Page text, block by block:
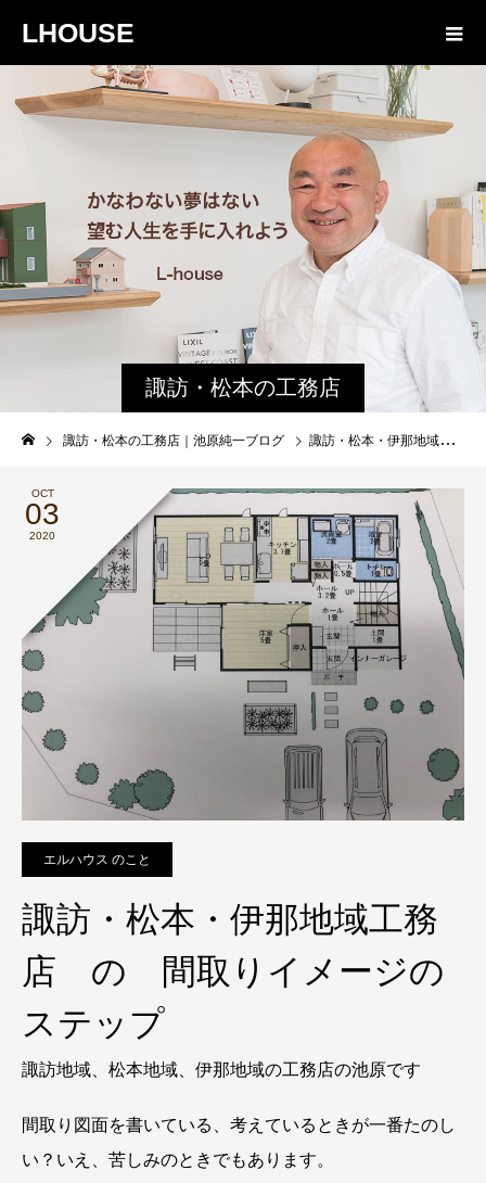
LHOUSE
諏訪・松本の工務店
の社長ブログ｜家族
物語８４３
諏訪・松本の工務店｜池原純一ブログ 諏訪・松本・伊那地域工務店 の 間取りイメージのステップ
OCT
03
2020
エルハウス のこと
諏訪・松本・伊那地域工務
店 の 間取りイメージの
ステップ
諏訪地域、松本地域、伊那地域の工務店の池原です
間取り図面を書いている、考えているときが一番たのし
い？いえ、苦しみのときでもあります。